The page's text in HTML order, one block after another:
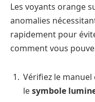
Les voyants orange
anomalies
rapidement pour
comment vous
Vérifiez le
lesymbole